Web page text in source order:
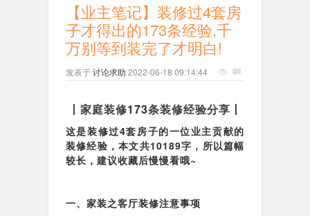
【业主笔记】装修过4套房
子才得出的173条经验,千
万别等到装完了才明白!
发表于讨论求助 2022-06-18 09:14:44
丨家庭装修173条装修经验分享丨
这是装修过4套房子的一位业主贡献的
装修经验，本文共10189字， 所以篇幅
较长，建议收藏后慢慢看哦~
一、家装之客厅装修注意事项